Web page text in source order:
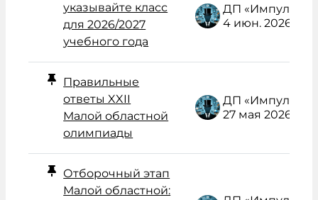
указывайте класс
для 2026/2027
учебного года
4 июн. 2026
Правильные
ответы XXII
Малой областной
олимпиады
27 мая 2026
Отборочный этап
Малой областной: